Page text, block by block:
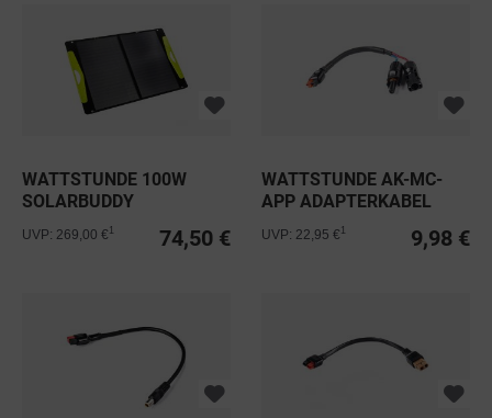
WATTSTUNDE 100W
SOLARBUDDY
SOLARTASCHE
WS100SB...
74,50 €
UVP: 269,00 € 1
WATTSTUNDE AK-MC-
APP ADAPTERKABEL
MC4 AUF...
9,98 €
UVP: 22,95 € 1